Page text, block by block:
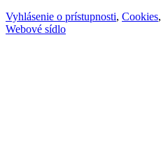
Vyhlásenie o prístupnosti, Cookies,
Webové sídlo